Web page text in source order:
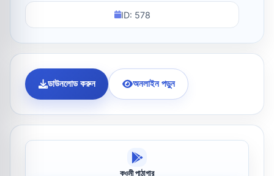
ID: 578
ডাউনলোড করুন অনলাইন পড়ুন
কওমী পাঠাগার